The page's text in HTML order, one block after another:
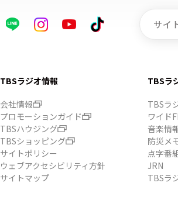
TBSラジオ情報
会社情報
プロモーションガイド
TBSハウジング
TBSショッピング
サイトポリシー
ウェブアクセシビリティ方針
サイトマップ
TBSラ
TBSラ
ワイド
音楽情
防災メ
点字番
JRN
TBSラ